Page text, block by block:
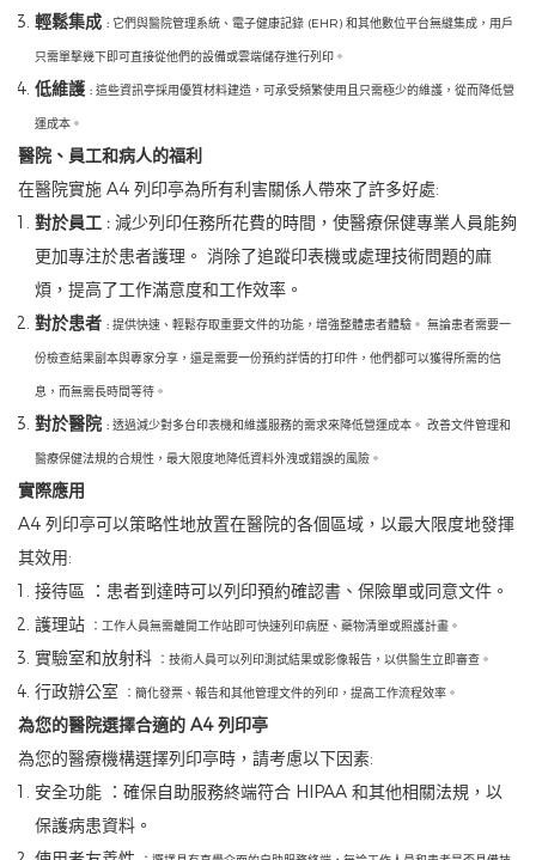
輕鬆集成 : 它們與醫院管理系統、電子健康記錄 (EHR) 和其他數位平台無縫集成，用戶
只需單擊幾下即可直接從他們的設備或雲端儲存進行列印。
低維護 : 這些資訊亭採用優質材料建造，可承受頻繁使用且只需極少的維護，從而降低營
運成本。
醫院、員工和病人的福利
在醫院實施 A4 列印亭為所有利害關係人帶來了許多好處:
對於員工 : 減少列印任務所花費的時間，使醫療保健專業人員能夠
更加專注於患者護理。 消除了追蹤印表機或處理技術問題的麻
煩，提高了工作滿意度和工作效率。
對於患者 : 提供快速、輕鬆存取重要文件的功能，增強整體患者體驗。 無論患者需要一
份檢查結果副本與專家分享，還是需要一份預約詳情的打印件，他們都可以獲得所需的信
息，而無需長時間等待。
對於醫院 : 透過減少對多台印表機和維護服務的需求來降低營運成本。 改善文件管理和
醫療保健法規的合規性，最大限度地降低資料外洩或錯誤的風險。
實際應用
A4 列印亭可以策略性地放置在醫院的各個區域，以最大限度地發揮
其效用:
接待區
：患者到達時可以列印預約確認書、保險單或同意文件。
護理站
：工作人員無需離開工作站即可快速列印病歷、藥物清單或照護計畫。
實驗室和放射科 ：技術人員可以列印測試結果或影像報告，以供醫生立即審查。
行政辦公室 ：簡化發票、報告和其他管理文件的列印，提高工作流程效率。
為您的醫院選擇合適的 A4 列印亭
為您的醫療機構選擇列印亭時，請考慮以下因素:
安全功能 ：確保自助服務終端符合 HIPAA 和其他相關法規，以
保護病患資料。